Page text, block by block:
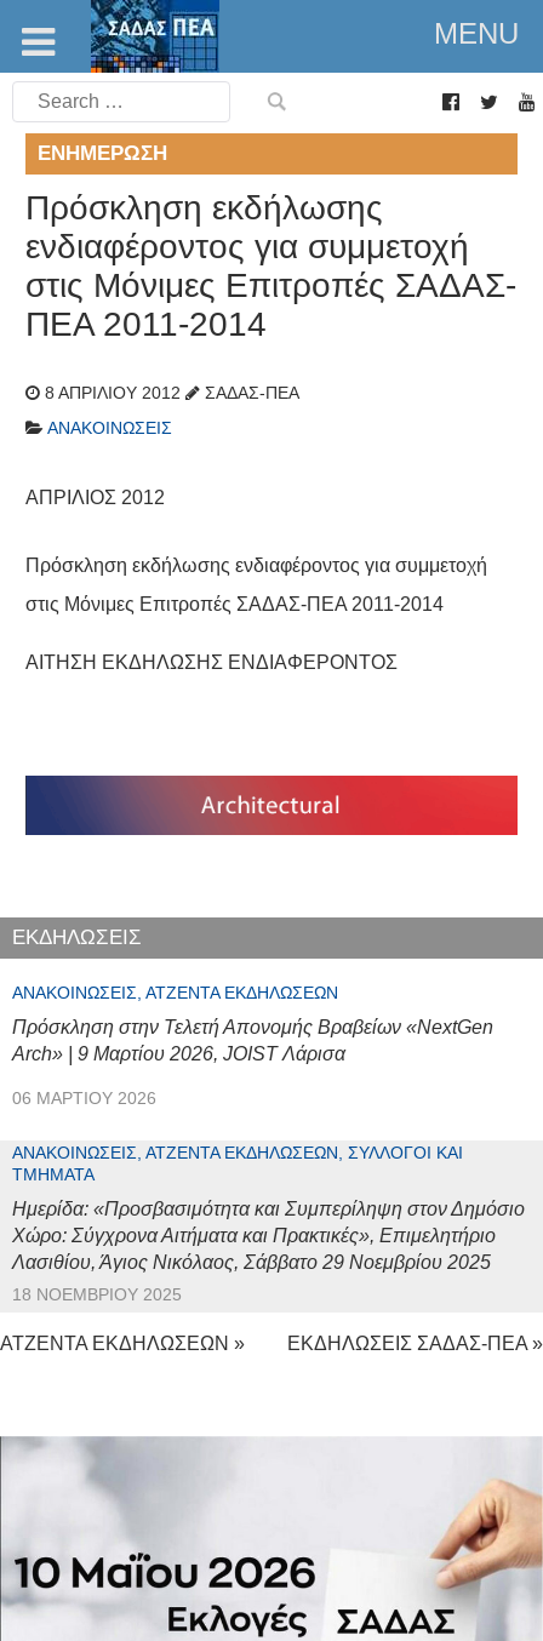
MENU
Search
for:
ΕΝΗΜΈΡΩΣΗ
Πρόσκληση εκδήλωσης
ενδιαφέροντος για συμμετοχή
στις Μόνιμες Επιτροπές ΣΑΔΑΣ-
ΠΕΑ 2011-2014
8 ΑΠΡΙΛΊΟΥ 2012
ΣΑΔΑΣ-ΠΕΑ
ΑΝΑΚΟΙΝΏΣΕΙΣ
ΑΠΡΙΛΙΟΣ 2012
Πρόσκληση εκδήλωσης ενδιαφέροντος για συμμετοχή
στις Μόνιμες Επιτροπές ΣΑΔΑΣ-ΠΕΑ 2011-2014
ΑΙΤΗΣΗ ΕΚΔΗΛΩΣΗΣ ΕΝΔΙΑΦΕΡΟΝΤΟΣ
ΕΚΔΗΛΩΣΕΙΣ
ΑΝΑΚΟΙΝΏΣΕΙΣ, ΑΤΖΈΝΤΑ ΕΚΔΗΛΏΣΕΩΝ
Πρόσκληση στην Τελετή Απονομής Βραβείων «NextGen
Arch» | 9 Μαρτίου 2026, JOIST Λάρισα
06 ΜΑΡΤΊΟΥ 2026
ΑΝΑΚΟΙΝΏΣΕΙΣ, ΑΤΖΈΝΤΑ ΕΚΔΗΛΏΣΕΩΝ, ΣΎΛΛΟΓΟΙ ΚΑΙ
ΤΜΉΜΑΤΑ
Ημερίδα: «Προσβασιμότητα και Συμπερίληψη στον Δημόσιο
Χώρο: Σύγχρονα Αιτήματα και Πρακτικές», Επιμελητήριο
Λασιθίου, Άγιος Νικόλαος, Σάββατο 29 Νοεμβρίου 2025
18 ΝΟΕΜΒΡΊΟΥ 2025
ΑΤΖΕΝΤΑ ΕΚΔΗΛΩΣΕΩΝ » ΕΚΔΗΛΩΣΕΙΣ ΣΑΔΑΣ-ΠΕΑ »